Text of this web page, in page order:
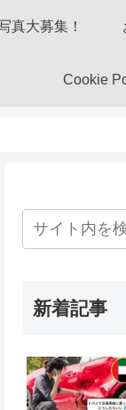
真大募集！
Cookie
新着記事